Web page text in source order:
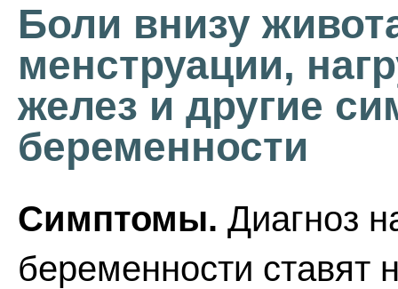
Боли внизу
менструации,
желез и другие
беременности
Симптомы. Диагноз
беременности ставят